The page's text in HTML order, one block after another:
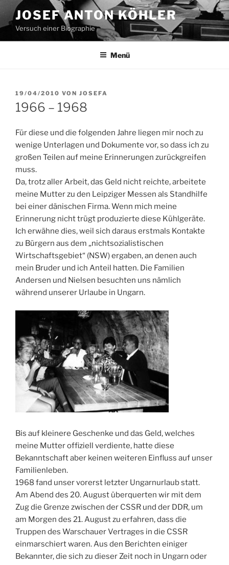
Inhalt
springen
JOSEF ANTON KÖHLER
Versuch einer Biographie
Menü
VERÖFFENTLICHT
AM
19/04/2010 VON JOSEFA
1966 – 1968
Für diese und die folgenden Jahre liegen mir noch zu
wenige Unterlagen und Dokumente vor, so dass ich zu
großen Teilen auf meine Erinnerungen zurückgreifen
muss.
Da, trotz aller Arbeit, das Geld nicht reichte, arbeitete
meine Mutter zu den Leipziger Messen als Standhilfe
bei einer dänischen Firma. Wenn mich meine
Erinnerung nicht trügt produzierte diese Kühlgeräte.
Ich erwähne dies, weil sich daraus erstmals Kontakte
zu Bürgern aus dem „nichtsozialistischen
Wirtschaftsgebiet“ (NSW) ergaben, an denen auch
mein Bruder und ich Anteil hatten. Die Familien
Andersen und Nielsen besuchten uns nämlich
während unserer Urlaube in Ungarn.
Bis auf kleinere Geschenke und das Geld, welches
meine Mutter offiziell verdiente, hatte diese
Bekanntschaft aber keinen weiteren Einfluss auf unser
Familienleben.
1968 fand unser vorerst letzter Ungarnurlaub statt.
Am Abend des 20. August überquerten wir mit dem
Zug die Grenze zwischen der CSSR und der DDR, um
am Morgen des 21. August zu erfahren, dass die
Truppen des Warschauer Vertrages in die CSSR
einmarschiert waren. Aus den Berichten einiger
Bekannter, die sich zu dieser Zeit noch in Ungarn oder